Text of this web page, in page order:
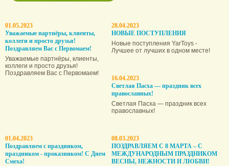
01.05.2023
Уважаемые партнёры, клиенты,
коллеги и просто друзья!
Поздравляем Вас с Первомаем!
Уважаемые партнёры, клиенты,
коллеги и просто друзья!
Поздравляем Вас с Первомаем!
28.04.2023
НОВЫЕ ПОСТУПЛЕНИЯ
Новые поступления YarToys -
Лучшее от лучших в одном месте!
16.04.2023
Светлая Пасха — праздник всех
православных!
Светлая Пасха — праздник всех
православных!
01.04.2023
Поздравляем с праздником,
праздником - проказником! С Днем
Смеха!
08.03.2023
ПОЗДРАВЛЯЕМ С 8 МАРТА – С
МЕЖДУНАРОДНЫМ ПРАЗДНИКОМ
ВЕСНЫ, НЕЖНОСТИ И ЛЮБВИ!